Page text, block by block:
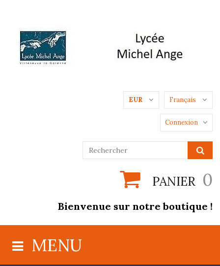
Français
EUR
Connexion
PANIER 0
Bienvenue sur notre boutique !
MENU